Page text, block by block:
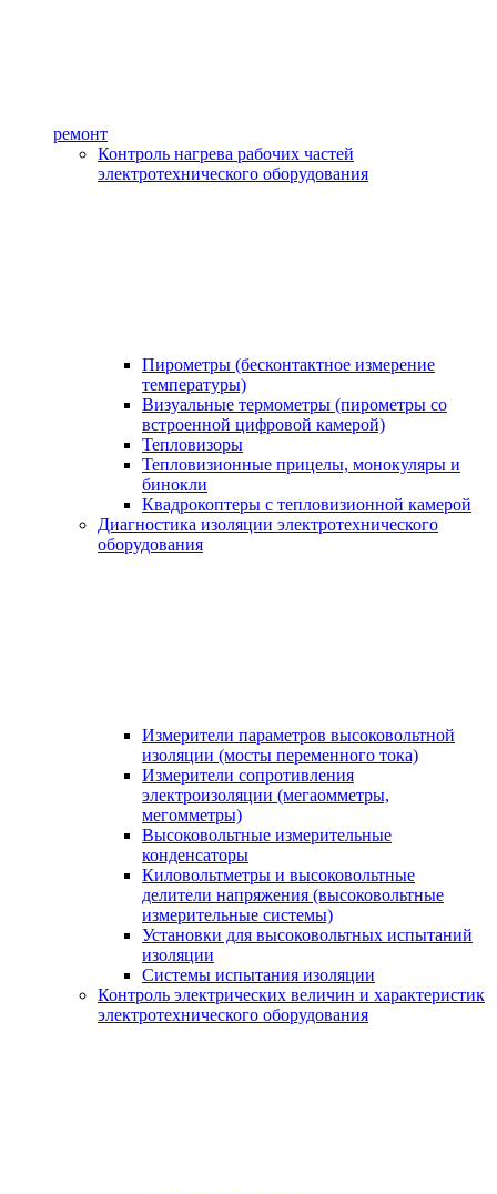
ремонт
Контроль нагрева рабочих частей
электротехнического оборудования
Пирометры (бесконтактное измерение
температуры)
Визуальные термометры (пирометры со
встроенной цифровой камерой)
Тепловизоры
Тепловизионные прицелы, монокуляры и
бинокли
Квадрокоптеры с тепловизионной камерой
Диагностика изоляции электротехнического
оборудования
Измерители параметров высоковольтной
изоляции (мосты переменного тока)
Измерители сопротивления
электроизоляции (мегаомметры,
мегомметры)
Высоковольтные измерительные
конденсаторы
Киловольтметры и высоковольтные
делители напряжения (высоковольтные
измерительные системы)
Установки для высоковольтных испытаний
изоляции
Системы испытания изоляции
Контроль электрических величин и характеристик
электротехнического оборудования